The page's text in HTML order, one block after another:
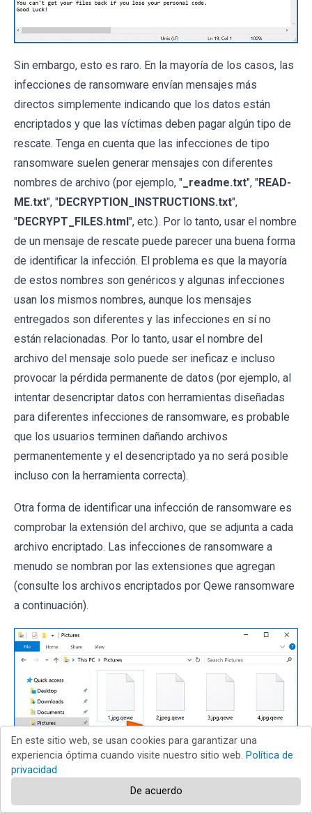
Sin embargo, esto es raro. En la mayoría de los casos, las
infecciones de ransomware envían mensajes más
directos simplemente indicando que los datos están
encriptados y que las víctimas deben pagar algún tipo de
rescate. Tenga en cuenta que las infecciones de tipo
ransomware suelen generar mensajes con diferentes
nombres de archivo (por ejemplo, " _readme.txt", "READ-
ME.txt", "DECRYPTION_INSTRUCTIONS.txt",
"DECRYPT_FILES.html", etc.). Por lo tanto, usar el nombre
de un mensaje de rescate puede parecer una buena forma
de identificar la infección. El problema es que la mayoría
de estos nombres son genéricos y algunas infecciones
usan los mismos nombres, aunque los mensajes
entregados son diferentes y las infecciones en sí no
están relacionadas. Por lo tanto, usar el nombre del
archivo del mensaje solo puede ser ineficaz e incluso
provocar la pérdida permanente de datos (por ejemplo, al
intentar desencriptar datos con herramientas diseñadas
para diferentes infecciones de ransomware, es probable
que los usuarios terminen dañando archivos
permanentemente y el desencriptado ya no será posible
incluso con la herramienta correcta).
Otra forma de identificar una infección de ransomware es
comprobar la extensión del archivo, que se adjunta a cada
archivo encriptado. Las infecciones de ransomware a
menudo se nombran por las extensiones que agregan
(consulte los archivos encriptados por Qewe ransomware
a continuación).
En este sitio web, se usan cookies para garantizar una
experiencia óptima cuando visite nuestro sitio web. Política de
privacidad
De acuerdo